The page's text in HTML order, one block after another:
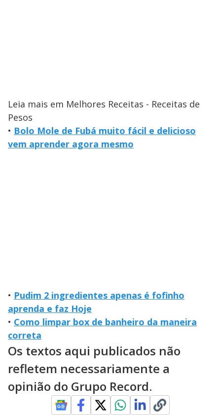
Leia mais em Melhores Receitas - Receitas de
Pesos
• Bolo Mole de Fubá muito fácil e delicioso
vem aprender agora mesmo
• Pudim 2 ingredientes apenas é fofinho
aprenda e faz Hoje
• Como limpar box de banheiro da maneira
correta
Os textos aqui publicados não
refletem necessariamente a
opinião do Grupo Record.